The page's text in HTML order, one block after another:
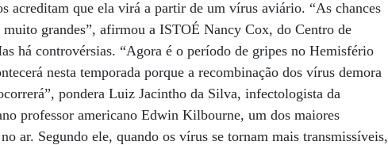
acreditam que ela virá a partir de um vírus aviário. “As chances
grandes”, afirmou a ISTOÉ Nancy Cox, do Centro de
há controvérsias. “Agora é o período de gripes no Hemisfério
nesta temporada porque a recombinação dos vírus demora
pondera Luiz Jacintho da Silva, infectologista da
professor americano Edwin Kilbourne, um dos maiores
ar. Segundo ele, quando os vírus se tornam mais transmissíveis,